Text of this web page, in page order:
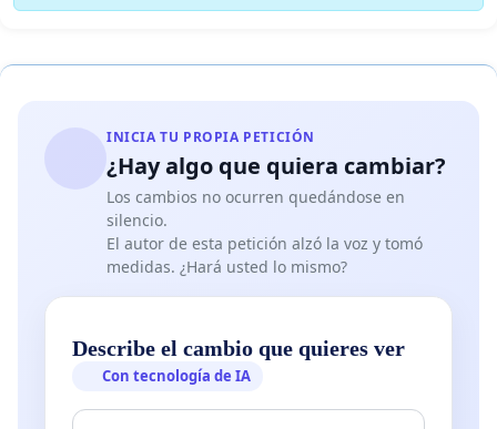
INICIA TU PROPIA PETICIÓN
¿Hay algo que quiera cambiar?
Los cambios no ocurren quedándose en
silencio.
El autor de esta petición alzó la voz y tomó
medidas. ¿Hará usted lo mismo?
Describe el cambio que quieres ver
Con tecnología de IA